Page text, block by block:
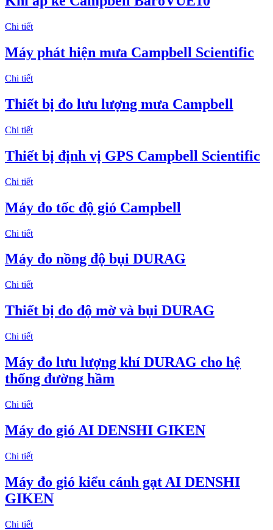
Chi tiết
Máy phát hiện mưa Campbell Scientific
Chi tiết
Thiết bị đo lưu lượng mưa Campbell
Chi tiết
Thiết bị định vị GPS Campbell Scientific
Chi tiết
Máy đo tốc độ gió Campbell
Chi tiết
Máy đo nồng độ bụi DURAG
Chi tiết
Thiết bị đo độ mờ và bụi DURAG
Chi tiết
Máy đo lưu lượng khí DURAG cho hệ
thống đường hầm
Chi tiết
Máy đo gió AI DENSHI GIKEN
Chi tiết
Máy đo gió kiểu cánh gạt AI DENSHI
GIKEN
Chi tiết